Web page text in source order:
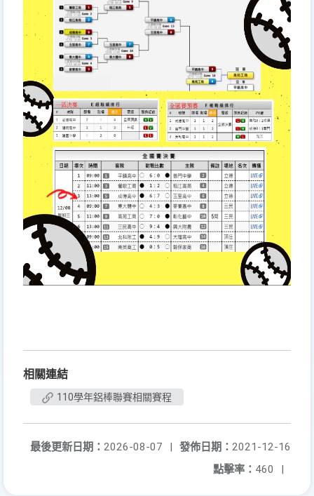
相關連結
110學年鋁棒聯賽相關賽程
發佈日期： 2021-12-16
最後更新日期： 2026-08-07
|
點擊率： 460 |